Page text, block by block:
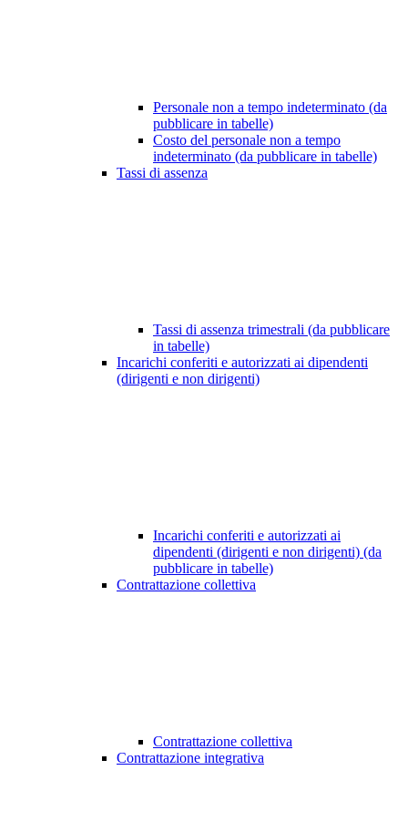
Personale non a tempo indeterminato (da
pubblicare in tabelle)
Costo del personale non a tempo
indeterminato (da pubblicare in tabelle)
Tassi di assenza
Tassi di assenza trimestrali (da pubblicare
in tabelle)
Incarichi conferiti e autorizzati ai dipendenti
(dirigenti e non dirigenti)
Incarichi conferiti e autorizzati ai
dipendenti (dirigenti e non dirigenti) (da
pubblicare in tabelle)
Contrattazione collettiva
Contrattazione collettiva
Contrattazione integrativa